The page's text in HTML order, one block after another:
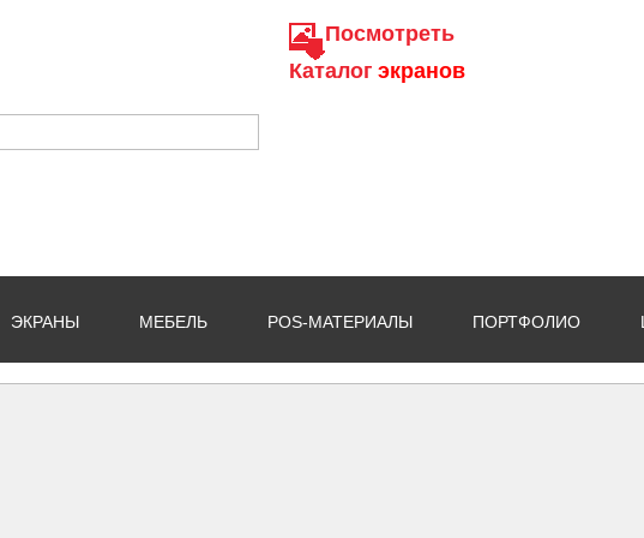
Посмотреть
Каталог экранов
ЭКРАНЫ МЕБЕЛЬ POS-МАТЕРИАЛЫ ПОРТФОЛИО